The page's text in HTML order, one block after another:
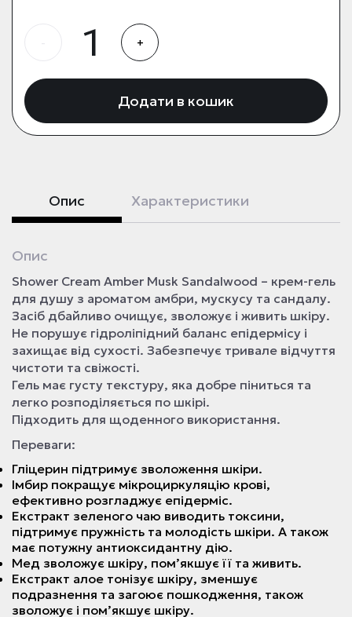
+
Додати в кошик
Опис Характеристики
Опис
Shower Cream Amber Musk Sandalwood – крем-гель
для душу з ароматом амбри, мускусу та сандалу.
Засіб дбайливо очищує, зволожує і живить шкіру.
Не порушує гідроліпідний баланс епідермісу і
захищає від сухості. Забезпечує тривале відчуття
чистоти та свіжості.
Гель має густу текстуру, яка добре піниться та
легко розподіляється по шкірі.
Підходить для щоденного використання.
Переваги:
Гліцерин підтримує зволоження шкіри.
Імбир покращує мікроциркуляцію крові,
ефективно розгладжує епідерміс.
Екстракт зеленого чаю виводить токсини,
підтримує пружність та молодість шкіри. А також
має потужну антиоксидантну дію.
Мед зволожує шкіру, помʼякшує її та живить.
Екстракт алое тонізує шкіру, зменшує
подразнення та загоює пошкодження, також
зволожує і помʼякшує шкіру.